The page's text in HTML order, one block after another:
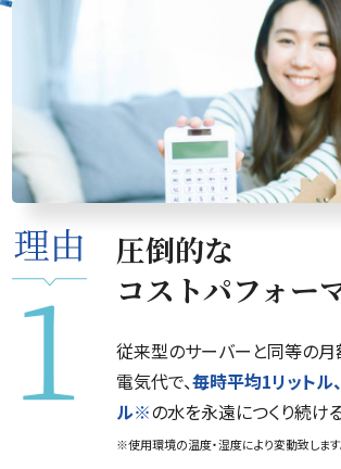
圧倒的な
コストパフォー
従来型のサーバーと同等の
電気代で、毎時平均1リットル
ル※の水を永遠につくり続け
※使用環境の温度・湿度により変動致します